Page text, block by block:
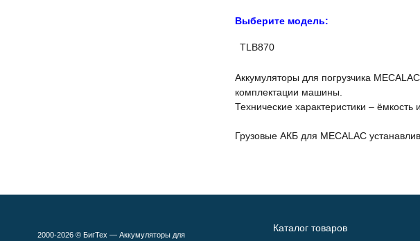
Выберите модель:
TLB870
Аккумуляторы для погрузчика
комплектации машины.
Технические характеристики –
Грузовые АКБ для MECALAC
2000-2026 © БигТех — Аккумуляторы для
Каталог товаров